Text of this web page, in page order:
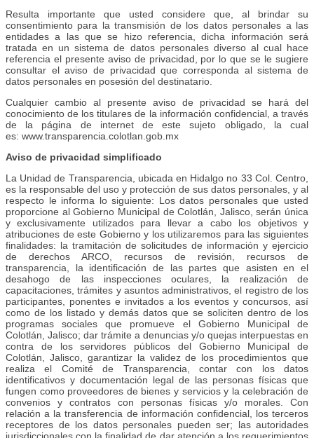
Resulta importante que usted considere que, al brindar su
consentimiento para la transmisión de los datos personales a las
entidades a las que se hizo referencia, dicha información será
tratada en un sistema de datos personales diverso al cual hace
referencia el presente aviso de privacidad, por lo que se le sugiere
consultar el aviso de privacidad que corresponda al sistema de
datos personales en posesión del destinatario.
Cualquier cambio al presente aviso de privacidad se hará del
conocimiento de los titulares de la información confidencial, a través
de la página de internet de este sujeto obligado, la cual
es: www.transparencia.colotlan.gob.mx
Aviso de privacidad simplificado
La Unidad de Transparencia, ubicada en Hidalgo no 33 Col. Centro,
es la responsable del uso y protección de sus datos personales, y al
respecto le informa lo siguiente: Los datos personales que usted
proporcione al Gobierno Municipal de Colotlán, Jalisco, serán única
y exclusivamente utilizados para llevar a cabo los objetivos y
atribuciones de este Gobierno y los utilizaremos para las siguientes
finalidades: la tramitación de solicitudes de información y ejercicio
de derechos ARCO, recursos de revisión, recursos de
transparencia, la identificación de las partes que asisten en el
desahogo de las inspecciones oculares, la realización de
capacitaciones, trámites y asuntos administrativos, el registro de los
participantes, ponentes e invitados a los eventos y concursos, así
como de los listado y demás datos que se soliciten dentro de los
programas sociales que promueve el Gobierno Municipal de
Colotlán, Jalisco; dar trámite a denuncias y/o quejas interpuestas en
contra de los servidores públicos del Gobierno Municipal de
Colotlán, Jalisco, garantizar la validez de los procedimientos que
realiza el Comité de Transparencia, contar con los datos
identificativos y documentación legal de las personas físicas que
fungen como proveedores de bienes y servicios y la celebración de
convenios y contratos con personas físicas y/o morales. Con
relación a la transferencia de información confidencial, los terceros
receptores de los datos personales pueden ser; las autoridades